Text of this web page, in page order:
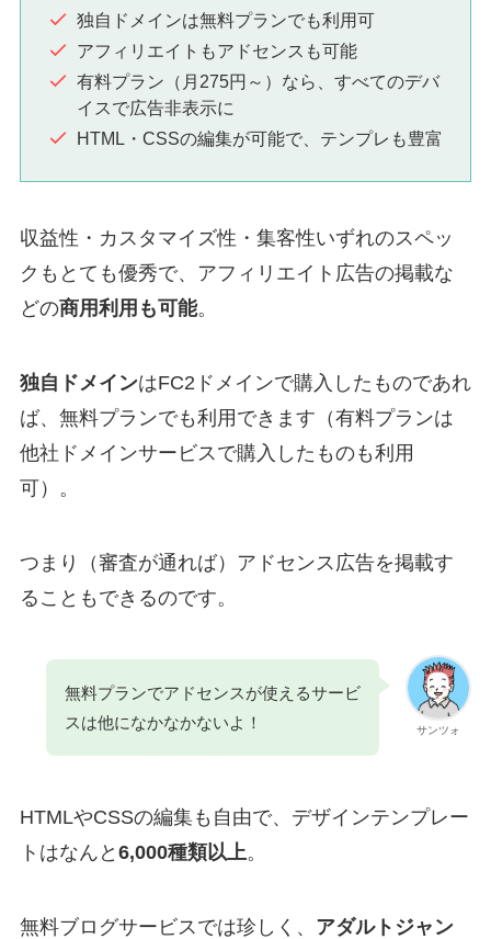
独自ドメインは無料プランでも利用可
アフィリエイトもアドセンスも可能
有料プラン（月275円～）なら、すべてのデバ
イスで広告非表示に
HTML・CSSの編集が可能で、テンプレも豊富
収益性・カスタマイズ性・集客性いずれのスペッ
クもとても優秀で、アフィリエイト広告の掲載な
どの商用利用も可能。
独自ドメインはFC2ドメインで購入したものであれ
ば、無料プランでも利用できます（有料プランは
他社ドメインサービスで購入したものも利用
可）。
つまり（審査が通れば）アドセンス広告を掲載す
ることもできるのです。
サンツォ
無料プランでアドセンスが使えるサービ
スは他になかなかないよ！
HTMLやCSSの編集も自由で、デザインテンプレー
トはなんと 6,000種類以上。
無料ブログサービスでは珍しく、 アダルトジャン